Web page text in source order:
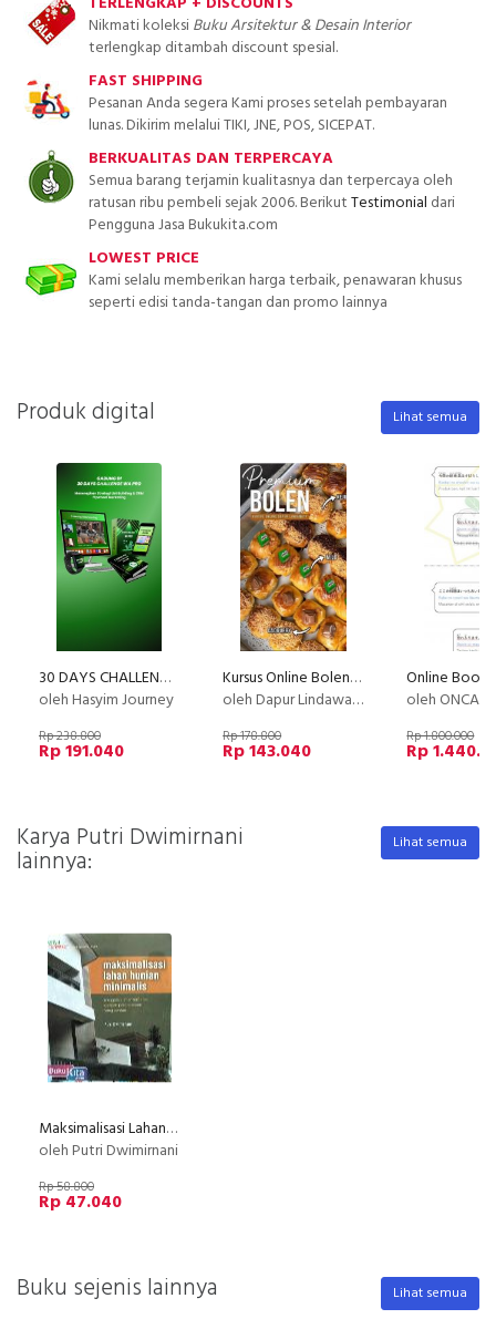
Nikmati koleksiBuku Arsitektur & Desain Interior
terlengkap ditambah discount spesial.
FAST SHIPPING
Pesanan Anda segera Kami proses setelah pembayaran
lunas. Dikirim melalui TIKI, JNE, POS, SICEPAT.
BERKUALITAS DAN TERPERCAYA
Semua barang terjamin kualitasnya dan terpercaya oleh
ratusan ribu pembeli sejak 2006. BerikutTestimonial dari
Pengguna Jasa Bukukita.com
LOWEST PRICE
Kami selalu memberikan harga terbaik, penawaran khusus
seperti edisi tanda-tangan dan promo lainnya
Produk digital Lihat semua
30 DAYS CHALLENGE WA PRO - DAPATKAN RIBUAN PROSPEK DAN CUSTOMER LOYAL DALAM SEBULAN
oleh Hasyim Journey
Rp 238.800
Rp 191.040
Kursus Online Bolen Premium Dapur Lindawaty PU
oleh Dapur Lindawaty
Rp 178.800
Rp 143.040
oleh ONCAM
Rp 1.800.000
Rp
Karya Putri Dwimirnani
lainnya:
Lihat semua
Maksimalisasi Lahan Hunian Minimalis
oleh Putri Dwimirnani
Rp 58.800
Rp 47.040
Buku sejenis lainnya Lihat semua